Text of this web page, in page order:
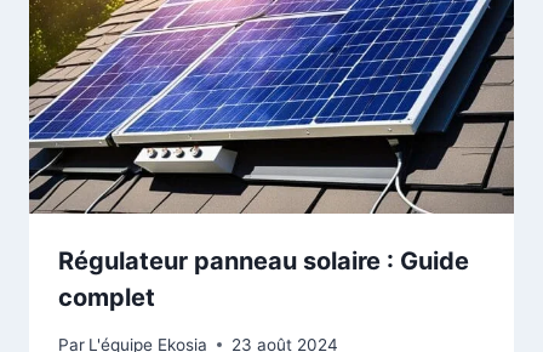
Régulateur panneau solaire : Guide
complet
Par L'équipe Ekosia 23 août 2024